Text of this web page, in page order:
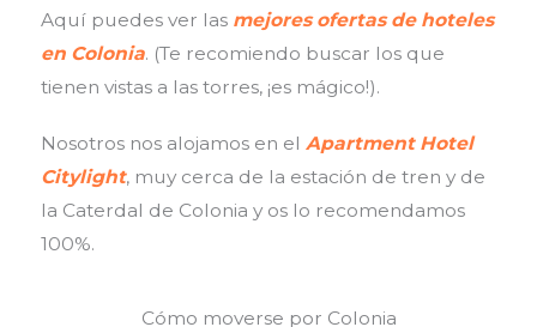
Aquí puedes ver las mejores ofertas de hoteles
en Colonia. (Te recomiendo buscar los que
tienen vistas a las torres, ¡es mágico!).
Nosotros nos alojamos en el Apartment Hotel
Citylight, muy cerca de la estación de tren y de
la Caterdal de Colonia y os lo recomendamos
100%.
Cómo moverse por Colonia